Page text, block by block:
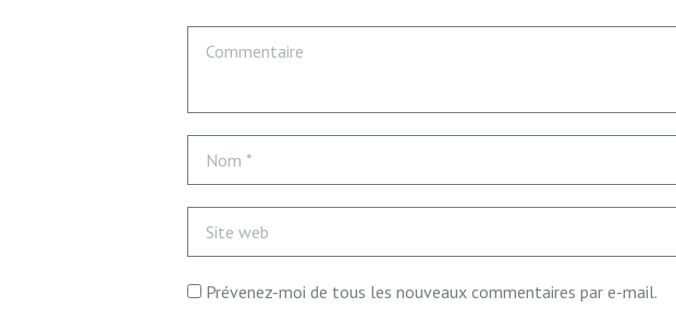
Prévenez-moi de tous les nouveaux commentaires par e-mail.